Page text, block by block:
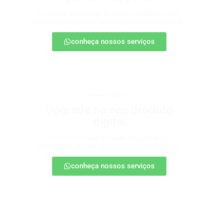
conheça nossos serviços
conheça nossos serviços